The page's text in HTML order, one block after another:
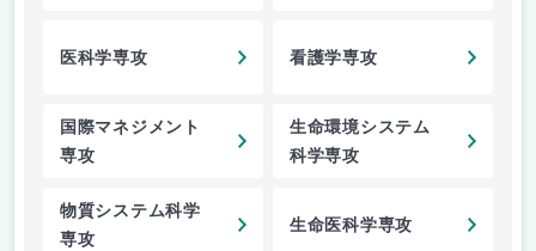
医科学専攻 看護学専攻
国際マネジメント
専攻
生命環境システム
科学専攻
物質システム科学
専攻
生命医科学専攻